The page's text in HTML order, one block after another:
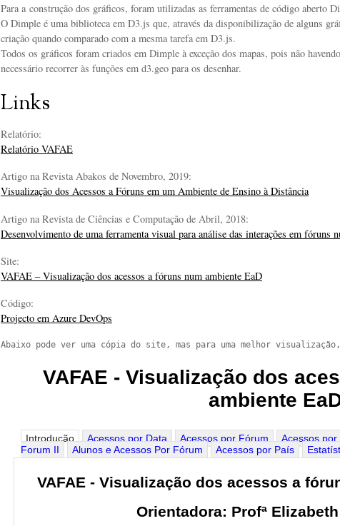
Para a construção dos gráficos, foram utilizadas as ferramentas de código aberto
O Dimple é uma biblioteca em D3.js que, através da disponibilização de alguns
criação quando comparado com a mesma tarefa em D3.js.
Todos os gráficos foram criados em Dimple à exceção dos mapas, pois não
necessário recorrer às funções em d3.geo para os desenhar.
Links
Relatório:
Relatório VAFAE
Artigo na Revista Abakos de Novembro, 2019:
Visualização dos Acessos a Fóruns em um Ambiente de Ensino à Distância
Artigo na Revista de Ciências e Computação de Abril, 2018:
Desenvolvimento de uma ferramenta visual para análise das interações em fóruns
Site:
VAFAE – Visualização dos acessos a fóruns num ambiente EaD
Código:
Projecto em Azure DevOps
Abaixo pode ver uma cópia do site, mas para uma melhor